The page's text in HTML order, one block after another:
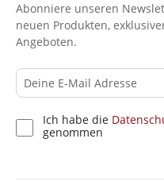
Kenntnis
Abonniere unseren
neuen Produkten,
Angeboten.
Ich habe die
genommen